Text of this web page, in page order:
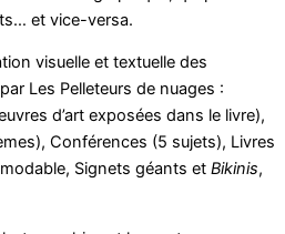
et vice-versa.
visuelle et textuelle des
Les Pelleteurs de nuages :
d’art exposées dans le livre),
Conférences (5 sujets), Livres
Signets géants et Bikinis,